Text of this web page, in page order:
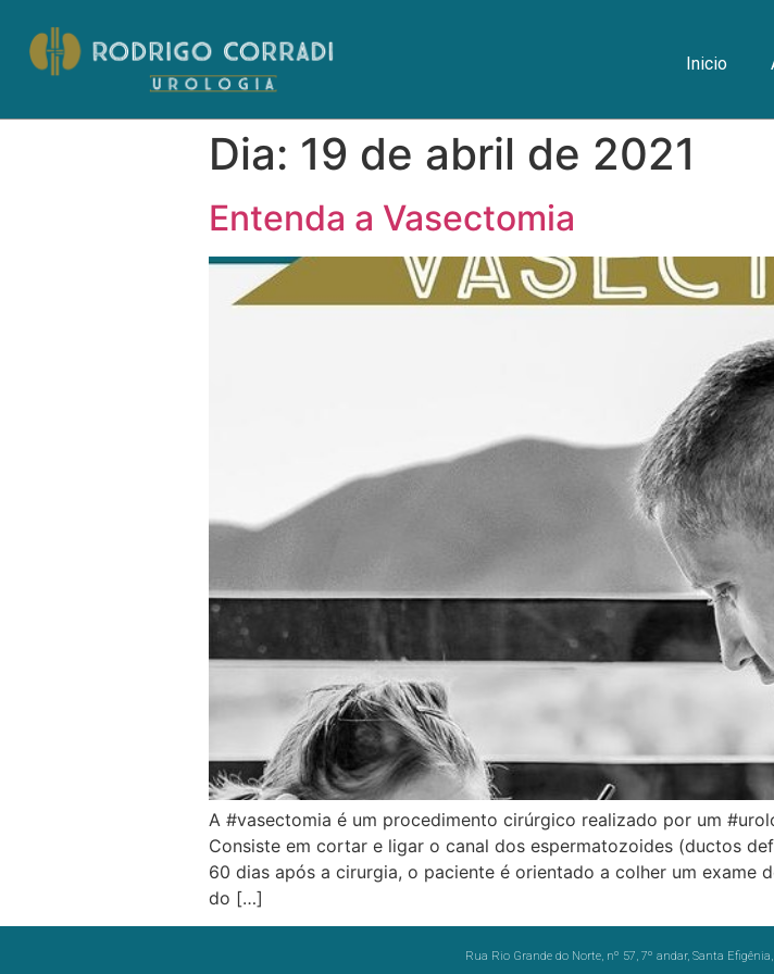
Inicio
Dia: 19 de abril de 2021
Entenda a Vasectomia
A #vasectomia é um procedimento cirúrgico realizado por um
Consiste em cortar e ligar o canal dos espermatozoides (ductos
60 dias após a cirurgia, o paciente é orientado a colher um exame
do […]
Rua Rio Grande do Norte, nº 57, 7º andar, Santa